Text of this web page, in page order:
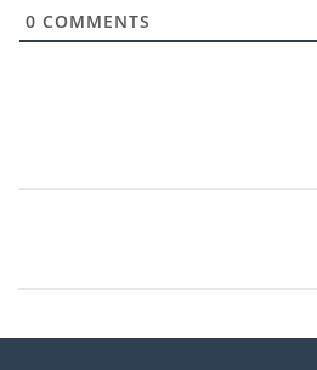
0 COMMENTS